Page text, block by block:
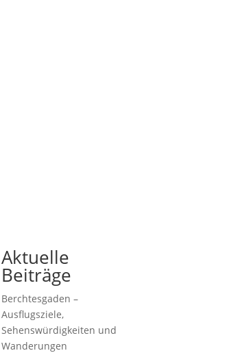
Aktuelle
Beiträge
Berchtesgaden –
Ausflugsziele,
Sehenswürdigkeiten und
Wanderungen